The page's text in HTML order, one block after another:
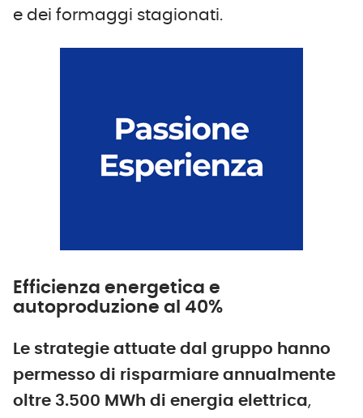
e dei formaggi stagionati.
Efficienza energetica e
autoproduzione al 40%
Le strategie attuate dal gruppo hanno
permesso di risparmiare annualmente
oltre 3.500 MWh di energia elettrica,